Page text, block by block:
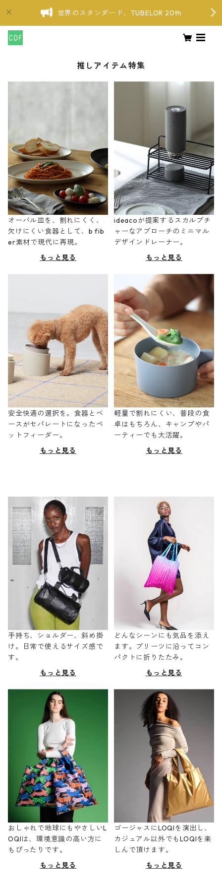
世界のスタンダード、TUBELOR 20th
推しアイテム特集
オーバル皿を、割れにくく、
欠けにくい食器として、b fib
er素材で現代に再現。
もっと見る
ideacoが提案するスカルプチ
ャーなアプローチのミニマル
デザインドレーナー。
もっと見る
安全快適の選択を。食器とベ
ースがセパレートになったペ
ットフィーダー。
もっと見る
軽量で割れにくい、普段の食
卓はもちろん、キャンプやパ
ーティーでも大活躍。
もっと見る
手持ち、ショルダー、斜め掛
け。日常で使えるサイズ感で
す。
もっと見る
どんなシーンにも気品を添え
ます。プリーツに沿ってコン
パクトに折りたたみ。
もっと見る
おしゃれで地球にもやさしいL
OQIは、環境意識の高い方に
もぴったりです。
もっと見る
ゴージャスにLOQIを演出し、
カジュアル以外でもLOQIを楽
しんで頂けます。
もっと見る